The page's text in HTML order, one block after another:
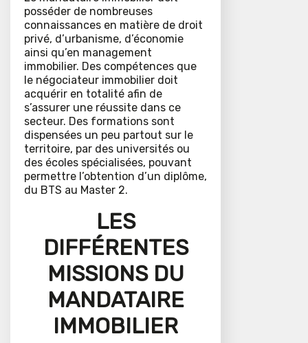
posséder de nombreuses
connaissances en matière de droit
privé, d’urbanisme, d’économie
ainsi qu’en management
immobilier. Des compétences que
le négociateur immobilier doit
acquérir en totalité afin de
s’assurer une réussite dans ce
secteur. Des formations sont
dispensées un peu partout sur le
territoire, par des universités ou
des écoles spécialisées, pouvant
permettre l’obtention d’un diplôme,
du BTS au Master 2.
LES
DIFFÉRENTES
MISSIONS DU
MANDATAIRE
IMMOBILIER